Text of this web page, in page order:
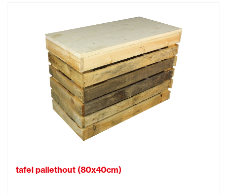
tafel pallethout (80x40cm)